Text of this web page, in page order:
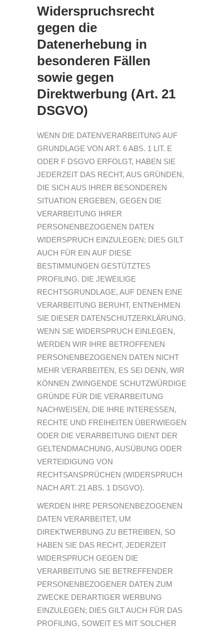
Widerspruchsrecht
gegen die
Datenerhebung in
besonderen Fällen
sowie gegen
Direktwerbung (Art. 21
DSGVO)
WENN DIE DATENVERARBEITUNG AUF
GRUNDLAGE VON ART. 6 ABS. 1 LIT. E
ODER F DSGVO ERFOLGT, HABEN SIE
JEDERZEIT DAS RECHT, AUS GRÜNDEN,
DIE SICH AUS IHRER BESONDEREN
SITUATION ERGEBEN, GEGEN DIE
VERARBEITUNG IHRER
PERSONENBEZOGENEN DATEN
WIDERSPRUCH EINZULEGEN; DIES GILT
AUCH FÜR EIN AUF DIESE
BESTIMMUNGEN GESTÜTZTES
PROFILING. DIE JEWEILIGE
RECHTSGRUNDLAGE, AUF DENEN EINE
VERARBEITUNG BERUHT, ENTNEHMEN
SIE DIESER DATENSCHUTZERKLÄRUNG.
WENN SIE WIDERSPRUCH EINLEGEN,
WERDEN WIR IHRE BETROFFENEN
PERSONENBEZOGENEN DATEN NICHT
MEHR VERARBEITEN, ES SEI DENN, WIR
KÖNNEN ZWINGENDE SCHUTZWÜRDIGE
GRÜNDE FÜR DIE VERARBEITUNG
NACHWEISEN, DIE IHRE INTERESSEN,
RECHTE UND FREIHEITEN ÜBERWIEGEN
ODER DIE VERARBEITUNG DIENT DER
GELTENDMACHUNG, AUSÜBUNG ODER
VERTEIDIGUNG VON
RECHTSANSPRÜCHEN (WIDERSPRUCH
NACH ART. 21 ABS. 1 DSGVO).
WERDEN IHRE PERSONENBEZOGENEN
DATEN VERARBEITET, UM
DIREKTWERBUNG ZU BETREIBEN, SO
HABEN SIE DAS RECHT, JEDERZEIT
WIDERSPRUCH GEGEN DIE
VERARBEITUNG SIE BETREFFENDER
PERSONENBEZOGENER DATEN ZUM
ZWECKE DERARTIGER WERBUNG
EINZULEGEN; DIES GILT AUCH FÜR DAS
PROFILING, SOWEIT ES MIT SOLCHER